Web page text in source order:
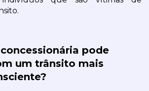
pode
um trânsito mais